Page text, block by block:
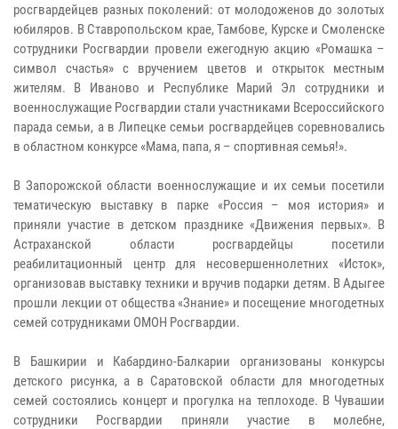
росгвардейцев разных поколений: от молодоженов до золотых
юбиляров. В Ставропольском крае, Тамбове, Курске и Смоленске
сотрудники Росгвардии провели ежегодную акцию «Ромашка –
символ счастья» с вручением цветов и открыток местным
жителям. В Иваново и Республике Марий Эл сотрудники и
военнослужащие Росгвардии стали участниками Всероссийского
парада семьи, а в Липецке семьи росгвардейцев соревновались
в областном конкурсе «Мама, папа, я – спортивная семья!».
В Запорожской области военнослужащие и их семьи посетили
тематическую выставку в парке «Россия – моя история» и
приняли участие в детском празднике «Движения первых». В
Астраханской области росгвардейцы посетили
реабилитационный центр для несовершеннолетних «Исток»,
организовав выставку техники и вручив подарки детям. В Адыгее
прошли лекции от общества «Знание» и посещение многодетных
семей сотрудниками ОМОН Росгвардии.
В Башкирии и Кабардино-Балкарии организованы конкурсы
детского рисунка, а в Саратовской области для многодетных
семей состоялись концерт и прогулка на теплоходе. В Чувашии
сотрудники Росгвардии приняли участие в молебне,